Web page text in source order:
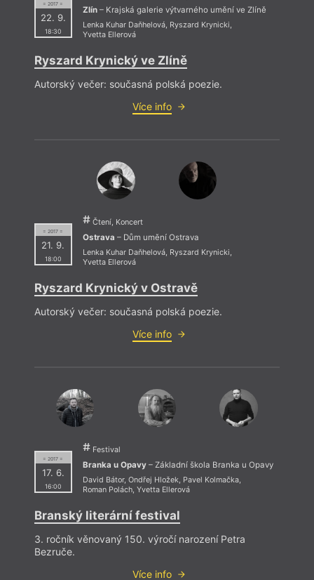
= 2017 =
22. 9.
18:30
Zlín– Krajská galerie výtvarného umění ve Zlíně
Lenka Kuhar Daňhelová, Ryszard Krynicki,
Yvetta Ellerová
Ryszard Krynický ve Zlíně
Autorský večer: současná polská poezie.
Více info
= 2017 =
21. 9.
18:00
Čtení, Koncert
Ostrava – Dům umění Ostrava
Lenka Kuhar Daňhelová, Ryszard Krynicki,
Yvetta Ellerová
Ryszard Krynický v Ostravě
Autorský večer: současná polská poezie.
Více info
= 2017 =
17. 6.
16:00
Festival
Branka u Opavy– Základní škola Branka u Opavy
David Bátor, Ondřej Hložek, Pavel Kolmačka,
Roman Polách, Yvetta Ellerová
Branský literární festival
3. ročník věnovaný 150. výročí narození Petra
Bezruče.
Více info